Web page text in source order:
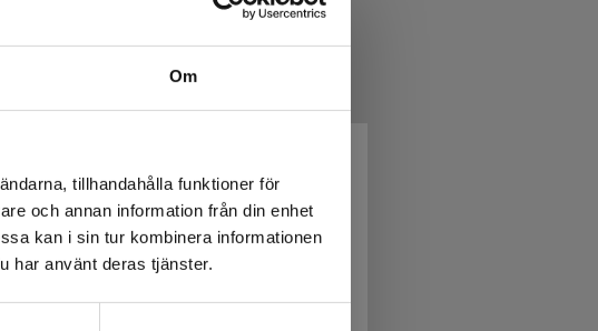
Om
tillhandahålla funktioner för
och annan information från din enhet
kan i sin tur kombinera informationen
har använt deras tjänster.
via en
utanför